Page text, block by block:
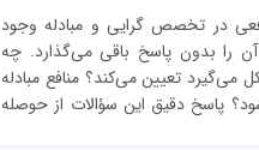
در تخصص گرایی و مبادله وجود
را بدون پاسخ باقی می‌گذارد. چه
می‌گیرد تعیین می‌کند؟ منافع مبادله
پاسخ دقیق این سؤالات از حوصله